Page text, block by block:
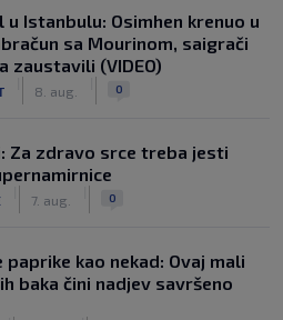
u Istanbulu: Osimhen krenuo u
sa Mourinom, saigrači
zaustavili (VIDEO)
8. aug. 0
Za zdravo srce treba jesti
7. aug. 0
paprike kao nekad: Ovaj mali
baka čini nadjev savršeno